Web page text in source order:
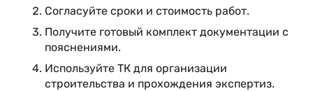
Согласуйте сроки и стоимость работ.
Получите готовый комплект документации с
пояснениями.
Используйте ТК для организации
строительства и прохождения экспертиз.